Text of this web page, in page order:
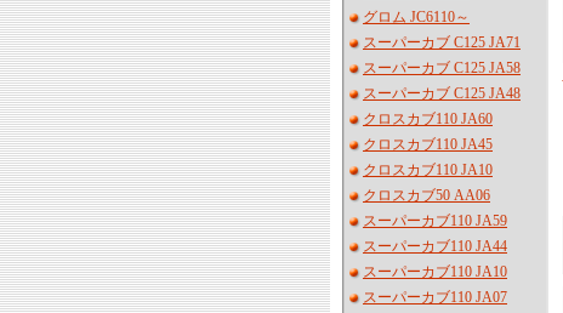
グロム JC6110～
スーパーカブ C125 JA71
スーパーカブ C125 JA58
スーパーカブ C125 JA48
クロスカブ110 JA60
クロスカブ110 JA45
クロスカブ110 JA10
クロスカブ50 AA06
スーパーカブ110 JA59
スーパーカブ110 JA44
スーパーカブ110 JA10
スーパーカブ110 JA07